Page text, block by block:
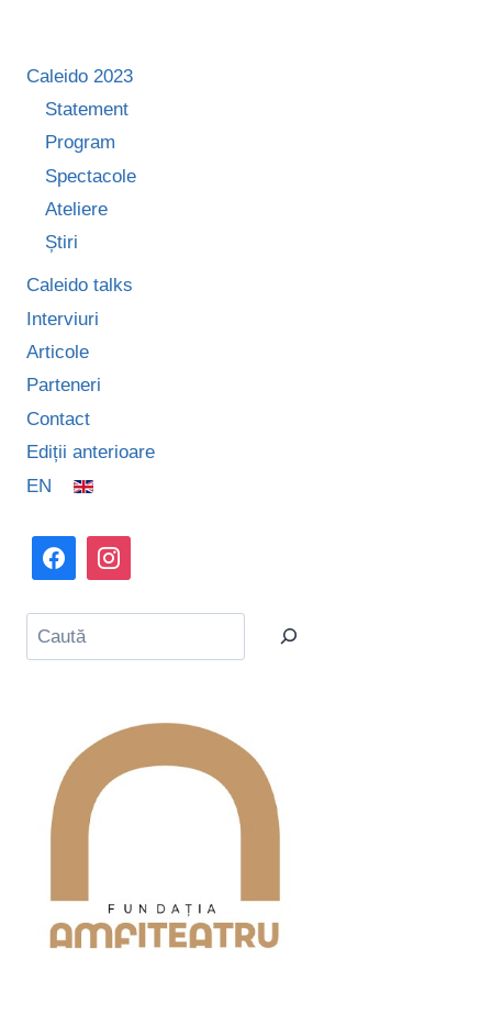
Caleido 2023
Statement
Program
Spectacole
Ateliere
Știri
Caleido talks
Interviuri
Articole
Parteneri
Contact
Ediții anterioare
EN
Caută